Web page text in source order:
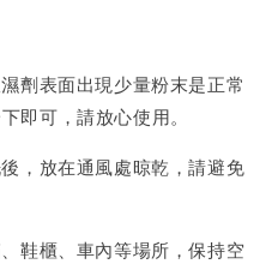
劑表面出現少量粉末是正常
即可，請放心使用。
，放在通風處晾乾，請避免
鞋櫃、車內等場所，保持空